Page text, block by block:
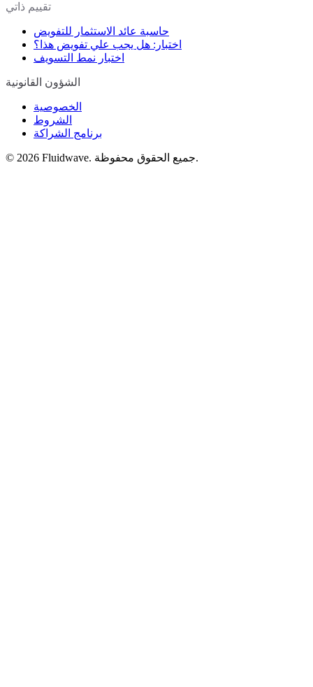
تقييم ذاتي
حاسبة عائد الاستثمار للتفويض
اختبار: هل يجب علي تفويض هذا؟
اختبار نمط التسويف
الشؤون القانونية
الخصوصية
الشروط
برنامج الشراكة
© 2026 Fluidwave. جميع الحقوق محفوظة.